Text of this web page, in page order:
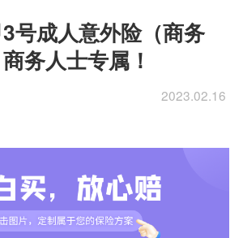
号成人意外险（商务
务人士专属！
2023.02.16